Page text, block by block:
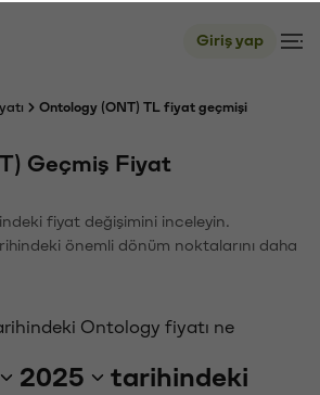
Giriş yap
Ontology (ONT) TL fiyat geçmişi
Geçmiş Fiyat
fiyat değişimini inceleyin.
önemli dönüm noktalarını daha
Ontology fiyatı ne
2025
tarihindeki